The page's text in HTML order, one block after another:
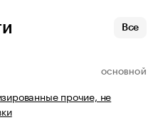
Все
ОСНОВНОЙ
прочие, не